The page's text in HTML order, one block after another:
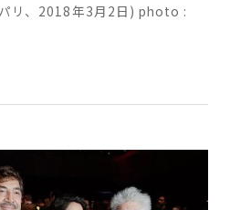
ール賞のレッドカーペットで
リ、2018年3月2日) photo :